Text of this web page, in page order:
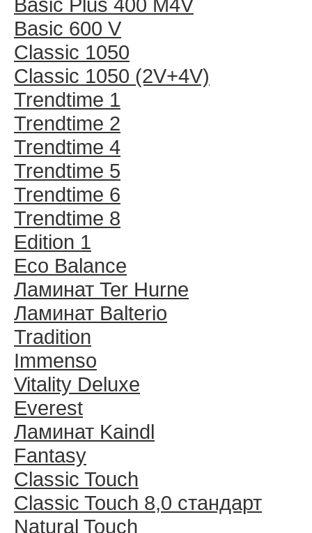
Basic 600 V
Classic 1050
Classic 1050 (2V+4V)
Trendtime 1
Trendtime 2
Trendtime 4
Trendtime 5
Trendtime 6
Trendtime 8
Edition 1
Eco Balance
Ламинат Ter Hurne
Ламинат Balterio
Tradition
Immenso
Vitality Deluxe
Everest
Ламинат Kaindl
Fantasy
Classic Touch
Classic Touch 8,0 стандарт
Natural Touch